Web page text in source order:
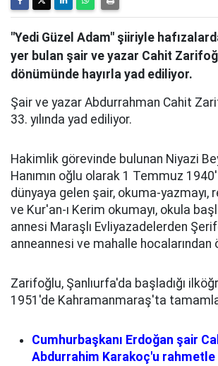
"Yedi Güzel Adam" şiiriyle
yer bulan şair ve yazar Cahit
dönümünde hayırla yad ediliyor.
Şair ve yazar Abdurrahman Cahit
33. yılında yad ediliyor.
Hakimlik görevinde bulunan Niyazi
Hanımın oğlu olarak 1 Temmuz
dünyaya gelen şair, okuma-yazmayı,
ve Kur'an-ı Kerim okumayı, okula
annesi Maraşlı Evliyazadelerden
anneannesi ve mahalle hocalarından
Zarifoğlu, Şanlıurfa'da başladığı
1951'de Kahramanmaraş'ta
Cumhurbaşkanı Erdoğan şair
Abdurrahim Karakoç'u rahmetle